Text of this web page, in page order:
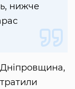
нижче